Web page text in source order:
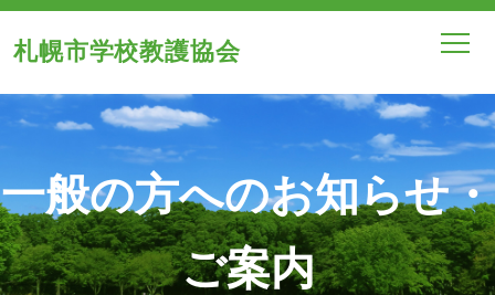
札幌市学校教護協会
一般の方へのお知らせ・
ご案内